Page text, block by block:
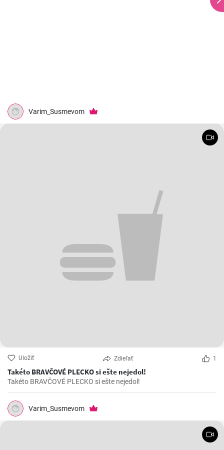
Varim_Susmevom
Uložiť Zdieľať 1
Takéto BRAVČOVÉ PLECKO si ešte nejedol!
Takéto BRAVČOVÉ PLECKO si ešte nejedol!
Varim_Susmevom